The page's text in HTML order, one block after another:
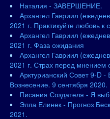
Наталия - ЗАВЕРШЕНИЕ.
Архангел Гавриил
2021 г. Практикуйте любовь к
Архангел Гавриил
2021 г. Фаза ожидания
Архангел Гавриил
2021 г. Страх перед мнением
Арктурианский Совет 9-D
Вознесение. 9 сентября 2020.
Писания Создателя - Я
Элла Елинек - Прогноз
2021.